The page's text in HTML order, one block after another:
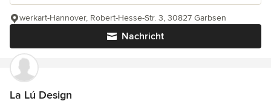
Nachricht
werkart-Hannover, Robert-Hesse-Str. 3, 30827 Garbsen
La Lú Design